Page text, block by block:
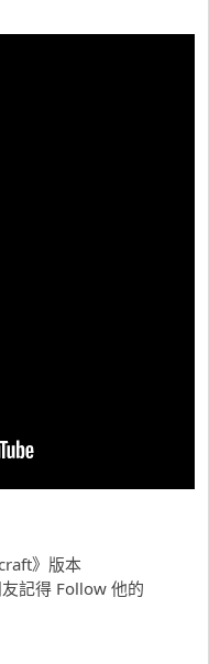
》版本
記得 Follow 他的